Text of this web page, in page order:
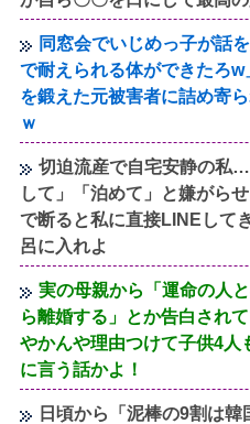
同窓会でいじめっ子が話
で耐えられる体ができたろ
を鍛えた元被害者に詰め寄
ｗ
切迫流産で自宅安静の私
して」「泊めて」と嫌がら
で断ると私に直接LINEして
呂に入れよ
実の母親から「運命の人
ら離婚する」とか告白され
やかんや理由つけて子供4人
に言う話かよ！
日頃から「泥棒の9割は